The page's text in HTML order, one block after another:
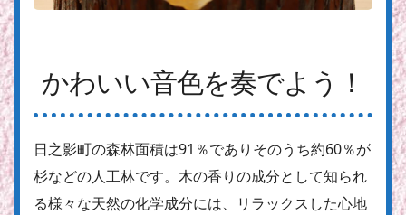
かわいい音色を奏でよう！
日之影町の森林面積は91％でありそのうち約60％が
杉などの人工林です。木の香りの成分として知られ
る様々な天然の化学成分には、リラックスした心地